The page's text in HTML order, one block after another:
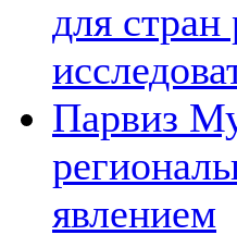
для
Парвиз
явлением